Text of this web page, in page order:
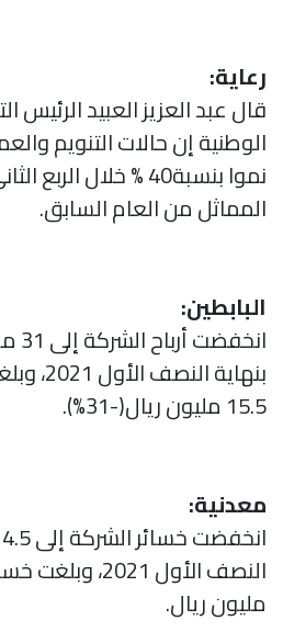
رعاية:
قال عبد العزيز العبيد الرئيس
الوطنية إن حالات التنويم
نموا بنسبة40 % خلال
المماثل من العام السابق.
البابطين:
بنهاية
15.5 مليون ريال(-31%).
معدنية:
مليون ريال.